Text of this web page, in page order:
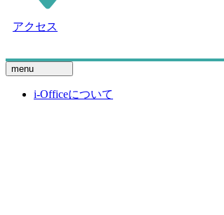
アクセス
menu
i-Officeについて